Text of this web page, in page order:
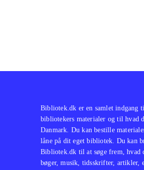
Bibliotek.dk er en samlet indgang
bibliotekers materialer og til hvad
Danmark. Du kan bestille
låne på dit eget bibliotek. Du kan
Bibliotek.dk til at søge frem, hvad
bøger, musik, tidsskrifter, artikler,